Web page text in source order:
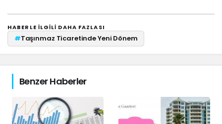
HABERLE ILGILI DAHA FAZLASI
#Taşınmaz Ticaretinde Yeni Dönem
Benzer Haberler